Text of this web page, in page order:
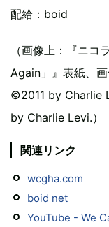
配給：boid
（画像上：『ニ
Again」』表紙、
©2011 by Charlie
by Charlie Levi.）
関連リンク
wcgha.com
boid net
YouTube - We